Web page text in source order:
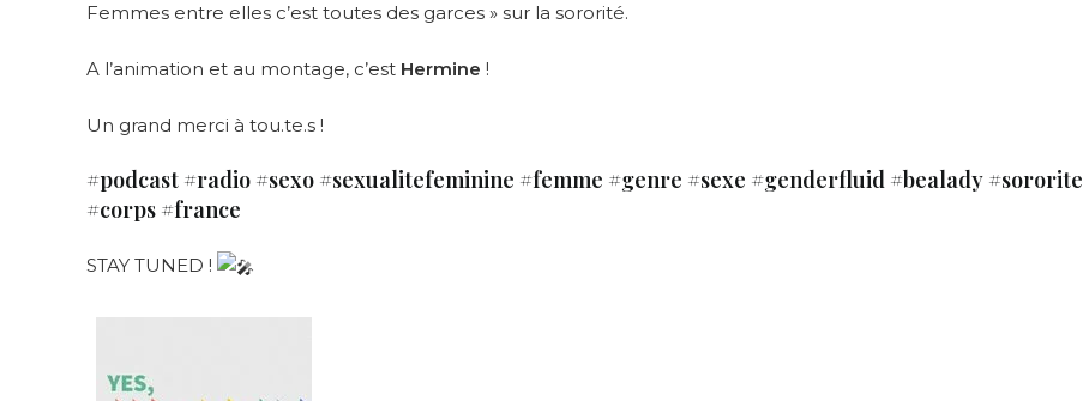
Femmes entre elles c’est toutes des garces » sur la sororité.
A l’animation et au montage, c’est Hermine !
Un grand merci à tou.te.s !
#podcast #radio #sexo #sexualitefeminine #femme #genre #sexe #genderfluid #bealady #sororite
#corps #france
STAY TUNED !